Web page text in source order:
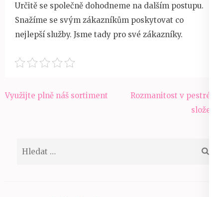
Určitě se společně dohodneme na dalším postupu.
Snažíme se svým zákazníkům poskytovat co
nejlepší služby. Jsme tady pro své zákazníky.
Navigace
Využijte plně náš sortiment
Rozmanitost v pestrém
složení